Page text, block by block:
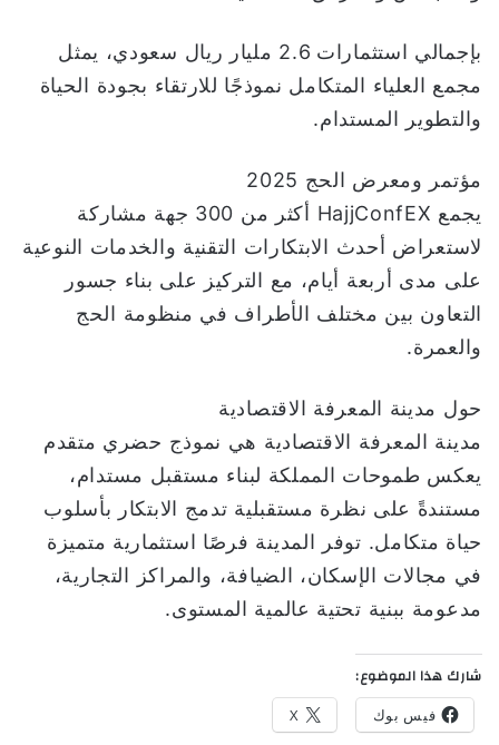
بإجمالي استثمارات 2.6 مليار ريال سعودي، يمثل
مجمع العلياء المتكامل نموذجًا للارتقاء بجودة الحياة
والتطوير المستدام.
مؤتمر ومعرض الحج 2025
يجمع HajjConfEX أكثر من 300 جهة مشاركة
لاستعراض أحدث الابتكارات التقنية والخدمات النوعية
على مدى أربعة أيام، مع التركيز على بناء جسور
التعاون بين مختلف الأطراف في منظومة الحج
والعمرة.
حول مدينة المعرفة الاقتصادية
مدينة المعرفة الاقتصادية هي نموذج حضري متقدم
يعكس طموحات المملكة لبناء مستقبل مستدام،
مستندةً على نظرة مستقبلية تدمج الابتكار بأسلوب
حياة متكامل. توفر المدينة فرصًا استثمارية متميزة
في مجالات الإسكان، الضيافة، والمراكز التجارية،
مدعومة ببنية تحتية عالمية المستوى.
شارك هذا الموضوع:
فيس بوك X